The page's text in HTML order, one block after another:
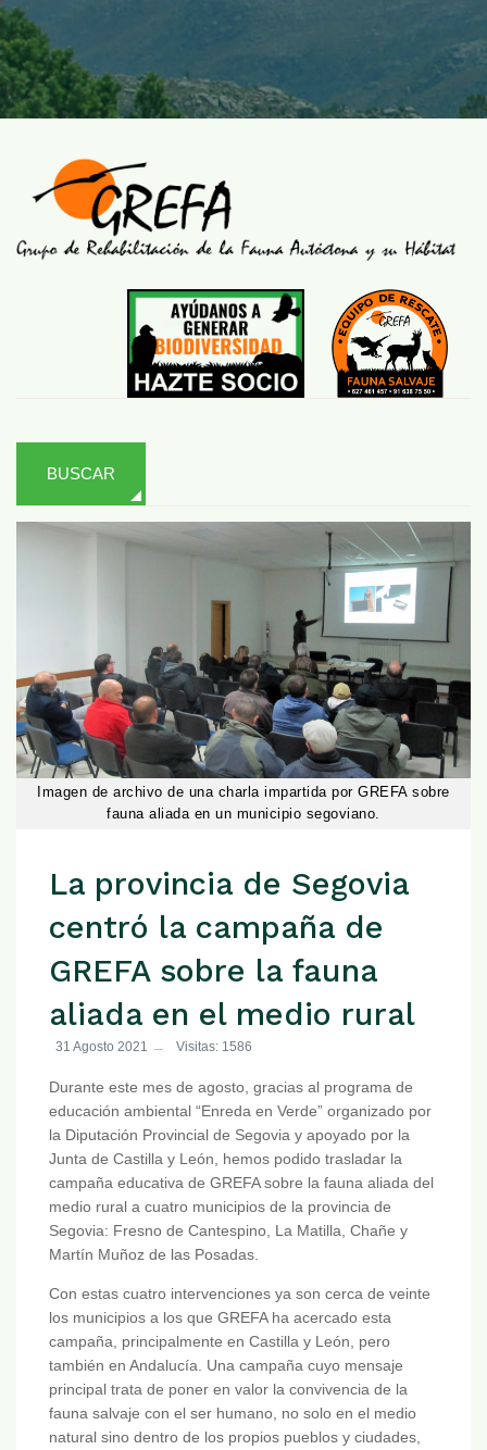
BUSCAR
Imagen de archivo de una charla impartida por GREFA sobre
fauna aliada en un municipio segoviano.
La provincia de Segovia
centró la campaña de
GREFA sobre la fauna
aliada en el medio rural
31 Agosto 2021 Visitas: 1586
Durante este mes de agosto, gracias al programa de
educación ambiental “Enreda en Verde” organizado por
la Diputación Provincial de Segovia y apoyado por la
Junta de Castilla y León, hemos podido trasladar la
campaña educativa de GREFA sobre la fauna aliada del
medio rural a cuatro municipios de la provincia de
Segovia: Fresno de Cantespino, La Matilla, Chañe y
Martín Muñoz de las Posadas.
Con estas cuatro intervenciones ya son cerca de veinte
los municipios a los que GREFA ha acercado esta
campaña, principalmente en Castilla y León, pero
también en Andalucía. Una campaña cuyo mensaje
principal trata de poner en valor la convivencia de la
fauna salvaje con el ser humano, no solo en el medio
natural sino dentro de los propios pueblos y ciudades,